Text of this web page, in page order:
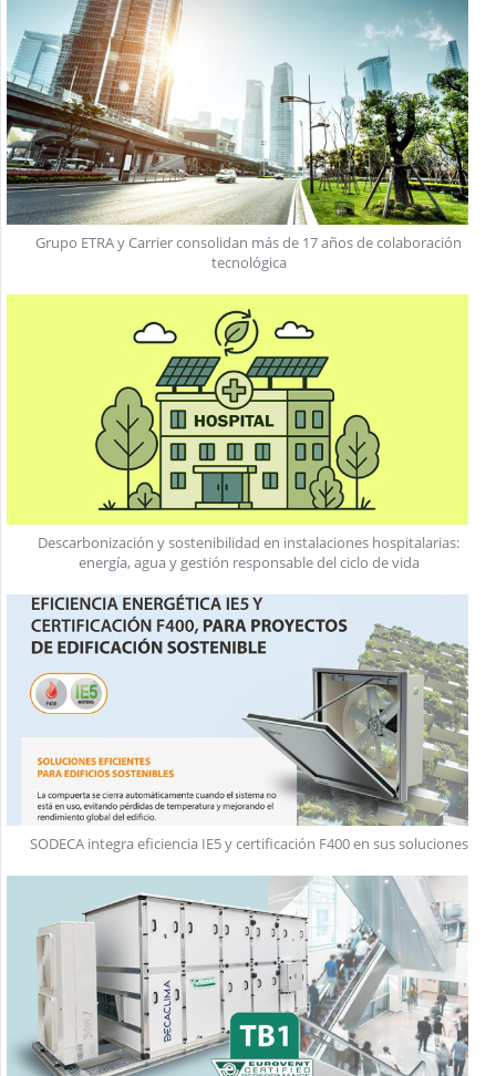
Grupo ETRA y Carrier consolidan más de 17 años de colaboración
tecnológica
Descarbonización y sostenibilidad en instalaciones hospitalarias:
energía, agua y gestión responsable del ciclo de vida
SODECA integra eficiencia IE5 y certificación F400 en sus soluciones